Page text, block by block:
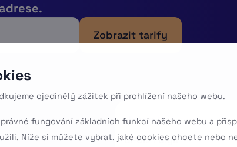
Zobrazit tarify
Promo tarif
GPON 1 Giga
ojedinělý zážitek při prohlížení našeho webu.
fungování základních funkcí našeho webu a
Níže si můžete vybrat, jaké cookies chcete nebo